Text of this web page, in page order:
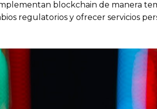
blockchain de manera
regulatorios y ofrecer servicios